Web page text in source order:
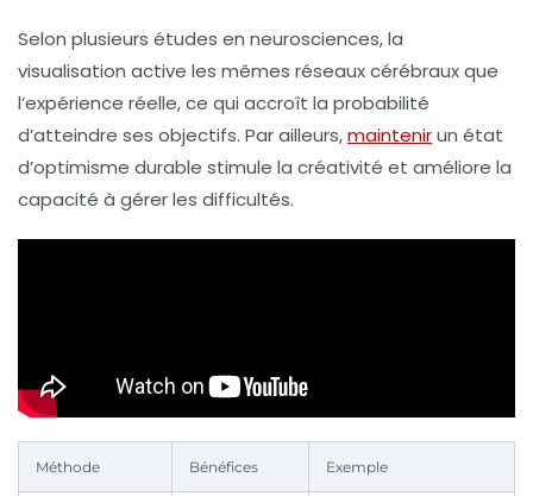
Selon plusieurs études en neurosciences, la
visualisation active les mêmes réseaux cérébraux que
l’expérience réelle, ce qui accroît la probabilité
d’atteindre ses objectifs. Par ailleurs,maintenirun état
d’optimisme durable stimule la créativité et améliore la
capacité à gérer les difficultés.
Méthode Bénéfices Exemple